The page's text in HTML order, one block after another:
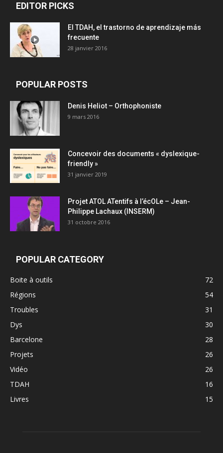
EDITOR PICKS
El TDAH, el trastorno de aprendizaje más
frecuente
28 janvier 2016
POPULAR POSTS
Denis Heliot – Orthophoniste
9 mars 2016
Concevoir des documents « dyslexique-
friendly »
31 janvier 2019
Projet ATOL ATentifs à l’écOLe – Jean-
Philippe Lachaux (INSERM)
31 octobre 2016
POPULAR CATEGORY
Boite à outils
72
Régions
54
Troubles
31
Dys
30
Barcelone
28
Projets
26
Vidéo
26
TDAH
16
Livres
15